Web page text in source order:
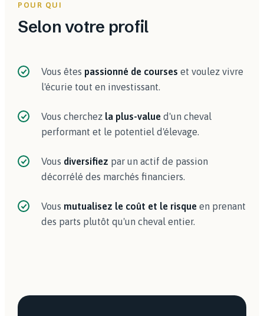
POUR QUI
Selon votre profil
Vous êtes passionné de courses et voulez vivre
l'écurie tout en investissant.
Vous cherchez la plus-value d'un cheval
performant et le potentiel d'élevage.
Vous diversifiez par un actif de passion
décorrélé des marchés financiers.
Vous mutualisez le coût et le risque en prenant
des parts plutôt qu'un cheval entier.